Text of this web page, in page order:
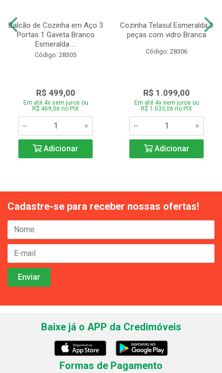
Balcão de Cozinha em Aço 3
Portas 1 Gaveta Branco
Esmeralda ...
Código: 28305
R$ 499,00
Em até 4x sem juros ou
R$ 469,06 no PIX
Adicionar
Cozinha Telasul Esmeralda.3
peças com vidro Branca
Código: 28306
R$ 1.099,00
Em até 4x sem juros ou
R$ 1.033,06 no PIX
Adicionar
Cadastre-se para receber nossas ofertas!
Baixe já o APP da Credimóveis
Formas de Pagamento